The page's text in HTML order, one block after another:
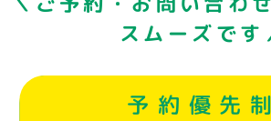
スムーズです
予約優先制